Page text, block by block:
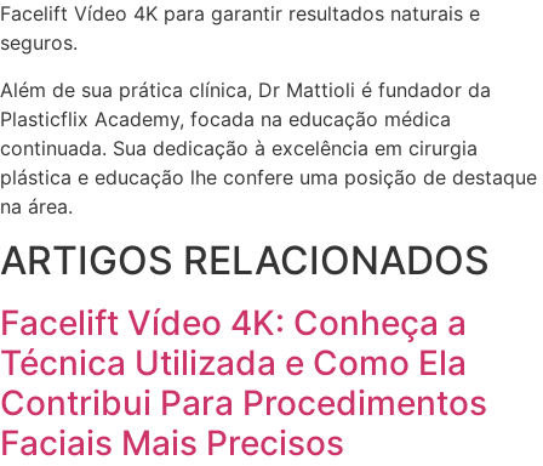
Facelift Vídeo 4K para garantir resultados naturais e
seguros.
Além de sua prática clínica, Dr Mattioli é fundador da
Plasticflix Academy, focada na educação médica
continuada. Sua dedicação à excelência em cirurgia
plástica e educação lhe confere uma posição de destaque
na área.
ARTIGOS RELACIONADOS
Facelift Vídeo 4K: Conheça a
Técnica Utilizada e Como Ela
Contribui Para Procedimentos
Faciais Mais Precisos